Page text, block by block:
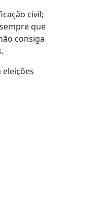
civil;
que
consiga